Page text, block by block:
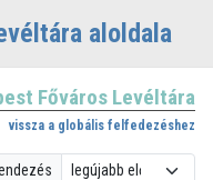
aloldala
Főváros Levéltára
vissza a globális felfedezéshez